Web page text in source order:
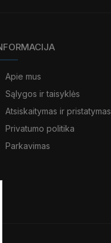
Apie mus
Sąlygos ir taisyklės
Atsiskaitymas ir pristatymas
Privatumo politika
Parkavimas